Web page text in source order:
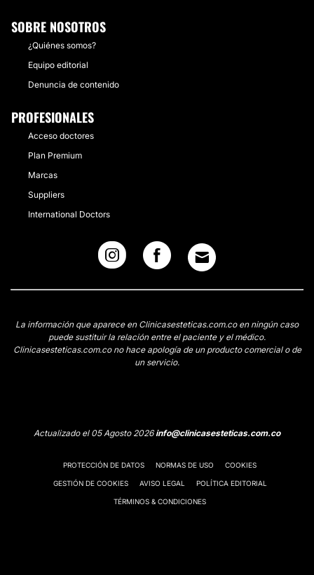
SOBRE NOSOTROS
¿Quiénes somos?
Equipo editorial
Denuncia de contenido
PROFESIONALES
Acceso doctores
Plan Premium
Marcas
Suppliers
International Doctors
La información que aparece en Clinicasesteticas.com.co en ningún caso
puede sustituir la relación entre el paciente y el médico.
Clinicasesteticas.com.co no hace apología de un producto comercial o de
un servicio.
Actualizado el 05 Agosto 2026info@clinicasesteticas.com.co
PROTECCIÓN DE DATOS NORMAS DE USO COOKIES
GESTIÓN DE COOKIES AVISO LEGAL POLÍTICA EDITORIAL
TÉRMINOS & CONDICIONES